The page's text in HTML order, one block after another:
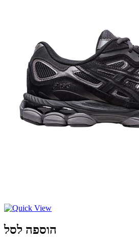
הוספה לסל